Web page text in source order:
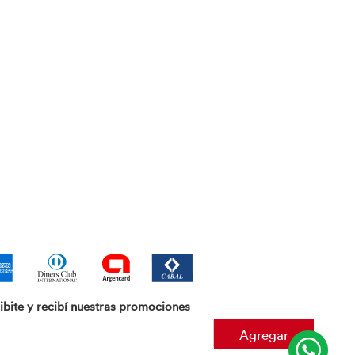
y recibí nuestras promociones
Agregar